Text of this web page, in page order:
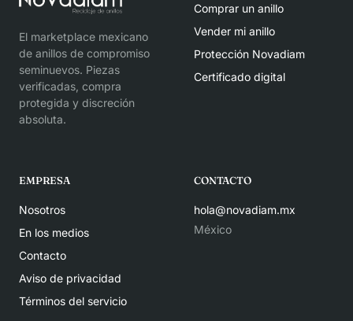
El marketplace mexicano
de anillos de compromiso
seminuevos. Piezas
verificadas, compra
protegida y discreción
absoluta.
Comprar un anillo
Vender mi anillo
Protección Novadiam
Certificado digital
EMPRESA
Nosotros
En los medios
Contacto
Aviso de privacidad
Términos del servicio
CONTACTO
hola@novadiam.mx
México